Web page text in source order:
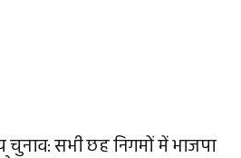
चुनाव: सभी छह निगमों में भाजपा